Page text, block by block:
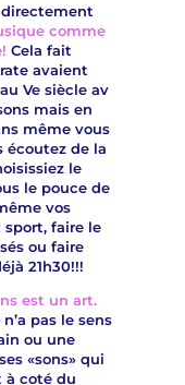
comme
Cela fait
avaient
Ve siècle av
mais en
même vous
écoutez de la
le
le pouce de
vos
faire le
ou faire
21h30!!!
est un art.
pas le sens
ou une
«sons» qui
à coté du